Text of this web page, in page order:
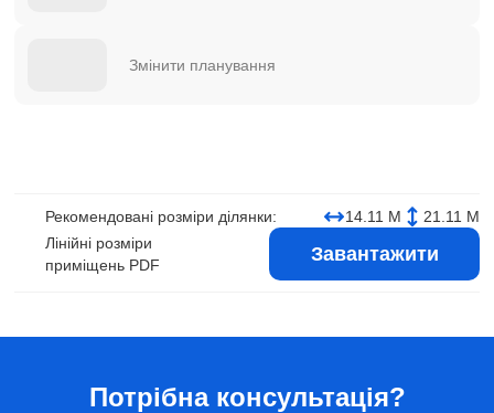
Змінити планування
Рекомендовані розміри ділянки: 14.11 М
21.11 М
Лінійні розміри
приміщень PDF
Завантажити
Потрібна консультація?